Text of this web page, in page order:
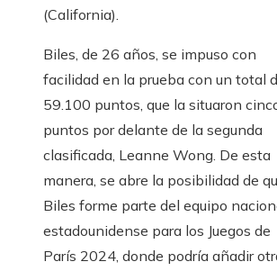
(California).
Biles, de 26 años, se impuso con
facilidad en la prueba con un total
59.100 puntos, que la situaron
puntos por delante de la segunda
clasificada, Leanne Wong. De esta
manera, se abre la posibilidad de
Biles forme parte del equipo
estadounidense para los Juegos de
París 2024, donde podría añadir